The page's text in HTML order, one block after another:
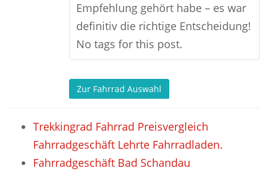
Empfehlung gehört habe – es war
definitiv die richtige Entscheidung!
No tags for this post.
Zur Fahrrad Auswahl
Trekkingrad Fahrrad Preisvergleich
Fahrradgeschäft Lehrte Fahrradladen.
Fahrradgeschäft Bad Schandau